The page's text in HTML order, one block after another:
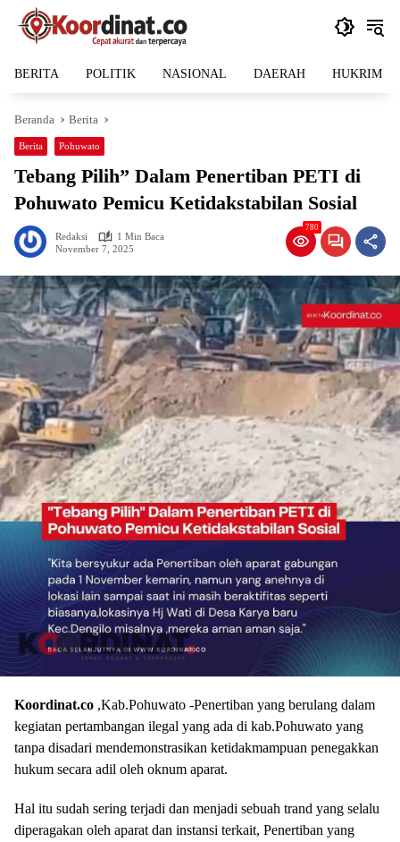
Langsung
BERITA POLITIK NASIONAL DAERAH HUKRIM
Beranda Berita
Berita Pohuwato
Tebang Pilih” Dalam Penertiban PETI di
Pohuwato Pemicu Ketidakstabilan Sosial
Redaksi
1 Min Baca
November 7, 2025
780
Koordinat.co ,Kab.Pohuwato -Penertiban yang berulang dalam
kegiatan pertambangan ilegal yang ada di kab.Pohuwato yang
tanpa disadari mendemonstrasikan ketidakmampuan penegakkan
hukum secara adil oleh oknum aparat.
Hal itu sudah sering terjadi dan menjadi sebuah trand yang selalu
diperagakan oleh aparat dan instansi terkait, Penertiban yang